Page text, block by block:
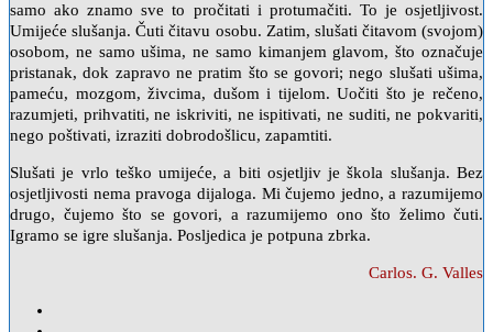
samo ako znamo sve to pročitati i protumačiti. To je osjetljivost.
Umijeće slušanja. Čuti čitavu osobu. Zatim, slušati čitavom (svojom)
osobom, ne samo ušima, ne samo kimanjem glavom, što označuje
pristanak, dok zapravo ne pratim što se govori; nego slušati ušima,
pameću, mozgom, živcima, dušom i tijelom. Uočiti što je rečeno,
razumjeti, prihvatiti, ne iskriviti, ne ispitivati, ne suditi, ne pokvariti,
nego poštivati, izraziti dobrodošlicu, zapamtiti.
Slušati je vrlo teško umijeće, a biti osjetljiv je škola slušanja. Bez
osjetljivosti nema pravoga dijaloga. Mi čujemo jedno, a razumijemo
drugo, čujemo što se govori, a razumijemo ono što želimo čuti.
Igramo se igre slušanja. Posljedica je potpuna zbrka.
Carlos. G. Valles